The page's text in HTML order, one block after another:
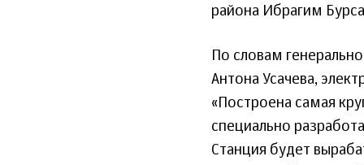
района Ибрагим
По словам
Антона Усачева,
«Построена самая
специально
Станция будет